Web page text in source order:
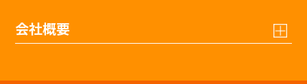
会社概要